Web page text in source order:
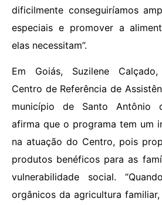
dificilmente conseguiríamos
especiais e promover a
elas necessitam”.
Em Goiás, Suzilene
Centro de Referência de
município de Santo Antônio
afirma que o programa tem um
na atuação do Centro, pois
produtos benéficos para as
vulnerabilidade social.
orgânicos da agricultura